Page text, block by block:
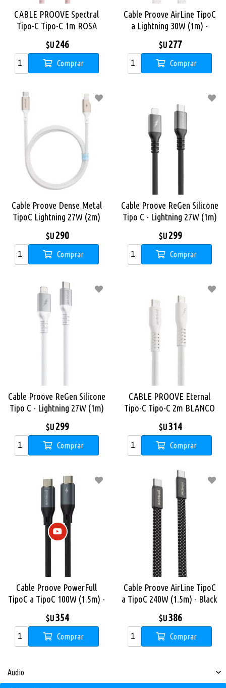
Audio
CABLE PROOVE Spectral
Tipo-C Tipo-C 1m ROSA
$U246
Comprar
Cable Proove AirLine TipoC
a Lightning 30W (1m) -
$U277
Comprar
Cable Proove Dense Metal
TipoC Lightning 27W (2m)
$U290
Comprar
Cable Proove ReGen Silicone
Tipo C - Lightning 27W (1m)
$U299
Comprar
Cable Proove ReGen Silicone
Tipo C - Lightning 27W (1m)
$U299
Comprar
CABLE PROOVE Eternal
Tipo-C Tipo-C 2m BLANCO
$U314
Comprar
Cable Proove PowerFull
TipoC a TipoC 100W (1.5m) -
$U354
Comprar
Cable Proove AirLine TipoC
a TipoC 240W (1.5m) - Black
$U386
Comprar